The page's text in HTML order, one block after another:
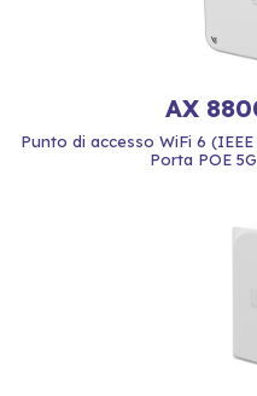
AX
Punto di accesso WiFi 6
Porta POE